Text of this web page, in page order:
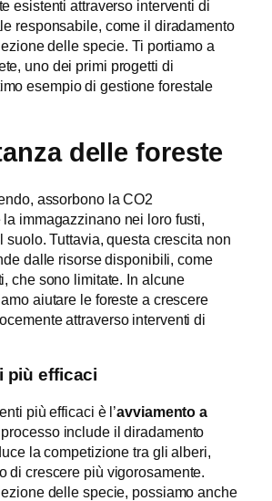
esistenti attraverso interventi di
responsabile, come il diradamento
delle specie. Ti portiamo a
uno dei primi progetti di
esempio di gestione forestale
delle foreste
assorbono la CO2
la immagazzinano nei loro fusti,
suolo. Tuttavia, questa crescita non
dalle risorse disponibili, come
che sono limitate. In alcune
aiutare le foreste a crescere
attraverso interventi di
più efficaci
più efficaci è l’avviamento a
processo include il diradamento
la competizione tra gli alberi,
di crescere più vigorosamente.
delle specie, possiamo anche